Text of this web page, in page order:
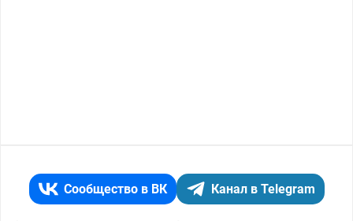
Сообщество в ВК Канал в Telegram